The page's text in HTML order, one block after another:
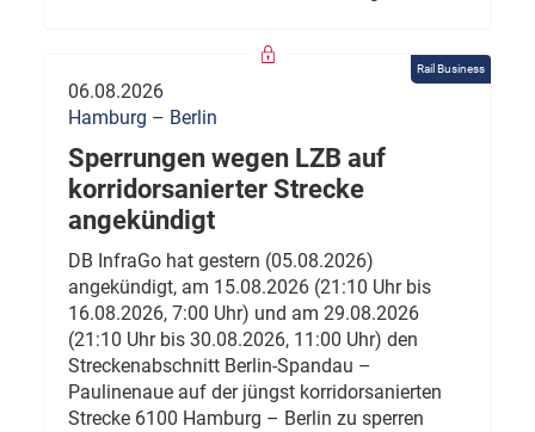
Rail Business
06.08.2026
Hamburg – Berlin
Sperrungen wegen LZB auf
korridorsanierter Strecke
angekündigt
DB InfraGo hat gestern (05.08.2026)
angekündigt, am 15.08.2026 (21:10 Uhr bis
16.08.2026, 7:00 Uhr) und am 29.08.2026
(21:10 Uhr bis 30.08.2026, 11:00 Uhr) den
Streckenabschnitt Berlin-Spandau –
Paulinenaue auf der jüngst korridorsanierten
Strecke 6100 Hamburg – Berlin zu sperren